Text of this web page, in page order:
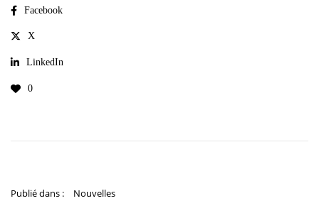
Facebook
X
LinkedIn
0
Publié dans : Nouvelles